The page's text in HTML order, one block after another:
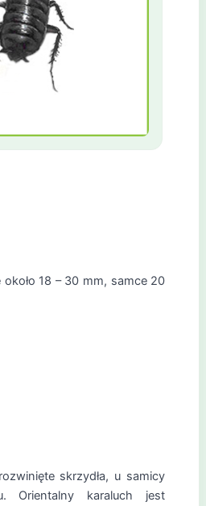
18 – 30 mm, samce 20
skrzydła, u samicy
Orientalny karaluch jest